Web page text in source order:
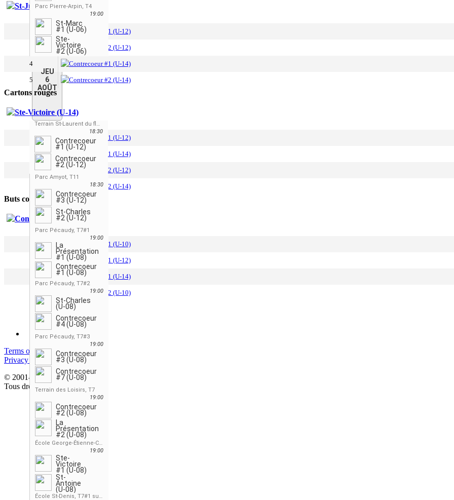
Parc Pierre-Arpin, T4
19:00
St-Marc
#1 (U-06)
Ste-
Victoire
#2 (U-06)
JEU
6
AOÛT
Terrain St-Laurent du fleuve, T-11
18:30
Contrecoeur
#1 (U-12)
Contrecoeur
#2 (U-12)
Parc Amyot, T11
18:30
Contrecoeur
#3 (U-12)
St-Charles
#2 (U-12)
Parc Pécaudy, T7#1
19:00
La
Présentation
#1 (U-08)
Contrecoeur
#1 (U-08)
Parc Pécaudy, T7#2
19:00
St-Charles
(U-08)
Contrecoeur
#4 (U-08)
Parc Pécaudy, T7#3
19:00
Contrecoeur
#3 (U-08)
Contrecoeur
#7 (U-08)
Terrain des Loisirs, T7
19:00
Contrecoeur
#2 (U-08)
La
Présentation
#2 (U-08)
École George-Étienne-Cartier, T7
19:00
Ste-
Victoire
#1 (U-08)
St-
Antoine
(U-08)
École St-Denis, T7#1 sur T11
St-Jude (U-14)
Contrecoeur #1 (U-12)
Contrecoeur #2 (U-12)
4 Contrecoeur #1 (U-14)
5 Contrecoeur #2 (U-14)
Cartons rouges
Ste-Victoire (U-14)
Contrecoeur #1 (U-12)
Contrecoeur #1 (U-14)
Contrecoeur #2 (U-12)
Contrecoeur #2 (U-14)
Buts contre son camp
Contrecoeur #1 (U-08)
Contrecoeur #1 (U-10)
Contrecoeur #1 (U-12)
Contrecoeur #1 (U-14)
Contrecoeur #2 (U-10)
Terms of service
Privacy policy
© 2001-2026 StatsEnLigne.com
Tous droits réservés